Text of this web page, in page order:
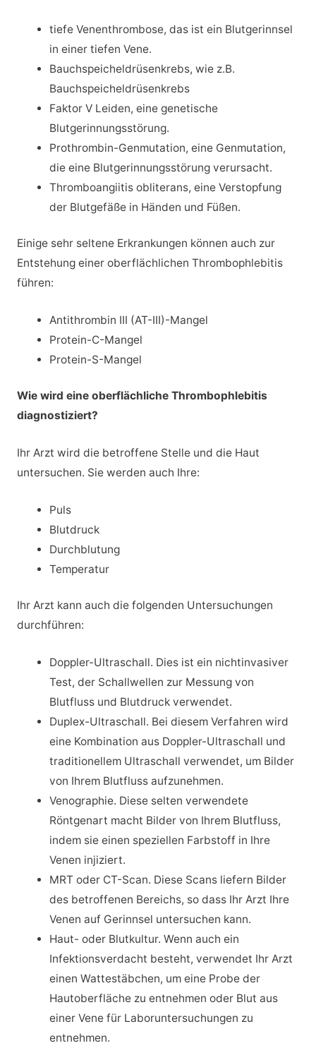
tiefe Venenthrombose, das ist ein Blutgerinnsel
in einer tiefen Vene.
Bauchspeicheldrüsenkrebs, wie z.B.
Bauchspeicheldrüsenkrebs
Faktor V Leiden, eine genetische
Blutgerinnungsstörung.
Prothrombin-Genmutation, eine Genmutation,
die eine Blutgerinnungsstörung verursacht.
Thromboangiitis obliterans, eine Verstopfung
der Blutgefäße in Händen und Füßen.
Einige sehr seltene Erkrankungen können auch zur
Entstehung einer oberflächlichen Thrombophlebitis
führen:
Antithrombin III (AT-III)-Mangel
Protein-C-Mangel
Protein-S-Mangel
Wie wird eine oberflächliche Thrombophlebitis
diagnostiziert?
Ihr Arzt wird die betroffene Stelle und die Haut
untersuchen. Sie werden auch Ihre:
Puls
Blutdruck
Durchblutung
Temperatur
Ihr Arzt kann auch die folgenden Untersuchungen
durchführen:
Doppler-Ultraschall. Dies ist ein nichtinvasiver
Test, der Schallwellen zur Messung von
Blutfluss und Blutdruck verwendet.
Duplex-Ultraschall. Bei diesem Verfahren wird
eine Kombination aus Doppler-Ultraschall und
traditionellem Ultraschall verwendet, um Bilder
von Ihrem Blutfluss aufzunehmen.
Venographie. Diese selten verwendete
Röntgenart macht Bilder von Ihrem Blutfluss,
indem sie einen speziellen Farbstoff in Ihre
Venen injiziert.
MRT oder CT-Scan. Diese Scans liefern Bilder
des betroffenen Bereichs, so dass Ihr Arzt Ihre
Venen auf Gerinnsel untersuchen kann.
Haut- oder Blutkultur. Wenn auch ein
Infektionsverdacht besteht, verwendet Ihr Arzt
einen Wattestäbchen, um eine Probe der
Hautoberfläche zu entnehmen oder Blut aus
einer Vene für Laboruntersuchungen zu
entnehmen.